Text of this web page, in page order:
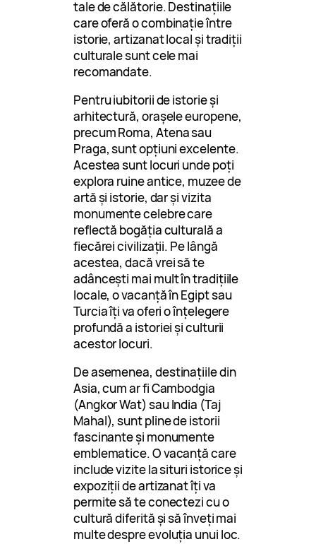
tale de călătorie. Destinațiile
care oferă o combinație între
istorie, artizanat local și tradiții
culturale sunt cele mai
recomandate.
Pentru iubitorii de istorie și
arhitectură, orașele europene,
precum Roma, Atena sau
Praga, sunt opțiuni excelente.
Acestea sunt locuri unde poți
explora ruine antice, muzee de
artă și istorie, dar și vizita
monumente celebre care
reflectă bogăția culturală a
fiecărei civilizații. Pe lângă
acestea, dacă vrei să te
adâncești mai mult în tradițiile
locale, o vacanță în Egipt sau
Turcia îți va oferi o înțelegere
profundă a istoriei și culturii
acestor locuri.
De asemenea, destinațiile din
Asia, cum ar fi Cambodgia
(Angkor Wat) sau India (Taj
Mahal), sunt pline de istorii
fascinante și monumente
emblematice. O vacanță care
include vizite la situri istorice și
expoziții de artizanat îți va
permite să te conectezi cu o
cultură diferită și să înveți mai
multe despre evoluția unui loc.